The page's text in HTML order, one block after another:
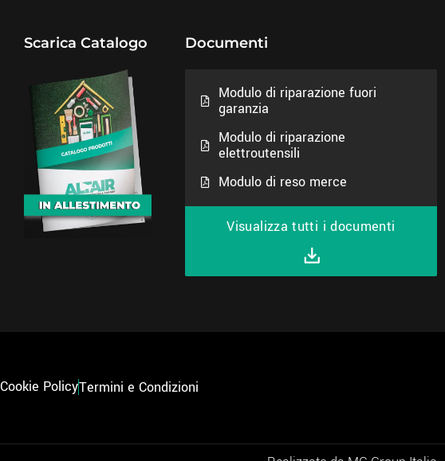
Scarica Catalogo Documenti
Modulo di riparazione fuori
garanzia
Modulo di riparazione
elettroutensili
Modulo di reso merce
Visualizza tutti i documenti
Cookie PolicyTermini e Condizioni